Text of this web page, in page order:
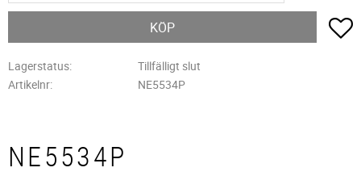
KÖP
Lagerstatus
Tillfälligt slut
Artikelnr
NE5534P
NE5534P